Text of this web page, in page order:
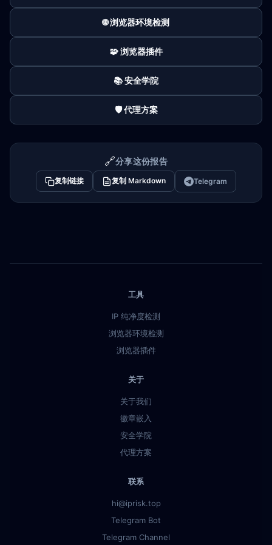
🌐 浏览器环境检测
🧩 浏览器插件
📚 安全学院
🛡️ 代理方案
🔗分享这份报告
复制链接 复制 Markdown Telegram
工具
IP 纯净度检测
浏览器环境检测
浏览器插件
关于
关于我们
徽章嵌入
安全学院
代理方案
联系
hi@iprisk.top
Telegram Bot
Telegram Channel